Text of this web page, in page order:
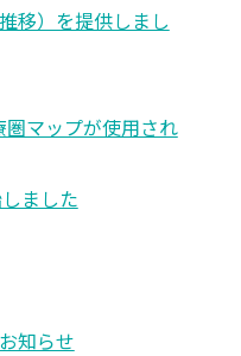
移）を提供しまし
マップが使用され
ました
知らせ